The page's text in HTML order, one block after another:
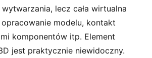
lecz cała wirtualna
modelu, kontakt
komponentów itp. Element
jest praktycznie niewidoczny.